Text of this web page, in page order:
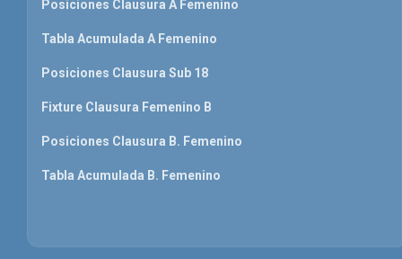
Posiciones Clausura A Femenino
Tabla Acumulada A Femenino
Posiciones Clausura Sub 18
Fixture Clausura Femenino B
Posiciones Clausura B. Femenino
Tabla Acumulada B. Femenino